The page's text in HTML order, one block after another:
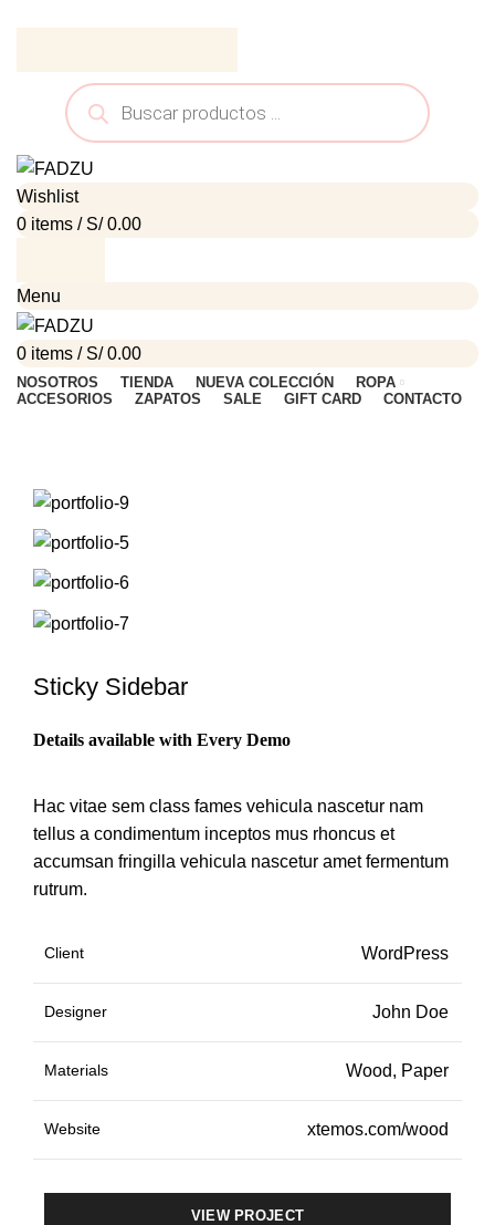
Wishlist
0 items / S/0.00
Menu
0 items / S/0.00
NOSOTROS TIENDA NUEVA COLECCIÓN
ROPA
ACCESORIOS
ZAPATOS SALE GIFT CARD CONTACTO
Sticky Sidebar
Details available with Every Demo
Hac vitae sem class fames vehicula nascetur nam
tellus a condimentum inceptos mus rhoncus et
accumsan fringilla vehicula nascetur amet fermentum
rutrum.
Client WordPress
Designer John Doe
Materials Wood, Paper
Website xtemos.com/wood
VIEW PROJECT